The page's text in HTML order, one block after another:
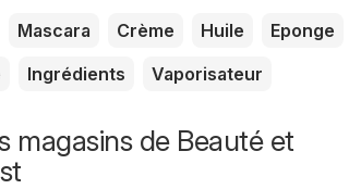
Mascara Crème Huile
Eponge
Ingrédients Vaporisateur
magasins de Beauté et